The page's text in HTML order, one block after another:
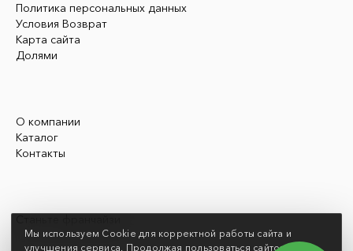
Мы используем Cookie для корректной работы сайта и
улучшения сервиса. Продолжая пользоваться сайтом, вы
Политика персональных данных
Условия Возврат
Карта сайта
Долями
О компании
Каталог
Контакты